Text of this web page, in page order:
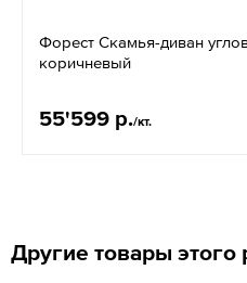
Форест Скамья-диван
коричневый
55'599 р./кт.
Другие товары этого